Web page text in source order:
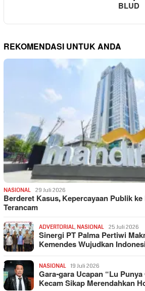
BLUD
REKOMENDASI UNTUK ANDA
NASIONAL 29 Juli 2026
Berderet Kasus, Kepercayaan Publik
Terancam
ADVERTORIAL, NASIONAL 25 Juli 2026
Sinergi PT Palma Pertiwi
Kemendes Wujudkan
NASIONAL 19 Juli 2026
Gara-gara Ucapan “Lu
Kecam Sikap Merendahkan